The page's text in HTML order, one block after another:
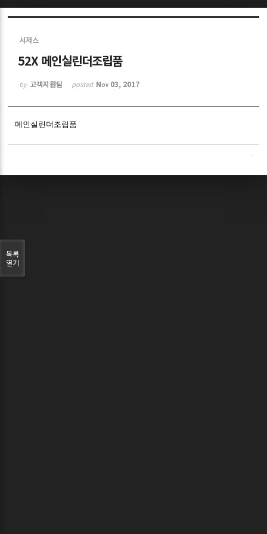
시저스
52X 메인실린더조립품
by 고객지원팀 posted Nov 03, 2017
메인실린더조립품
목록
열기
Sketchbook5, 스케치북5
Sketchbook5, 스케치북5